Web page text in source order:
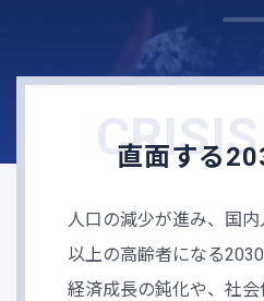
直面する
人口の減少が進み、国
以上の高齢者になる
経済成長の鈍化や、社